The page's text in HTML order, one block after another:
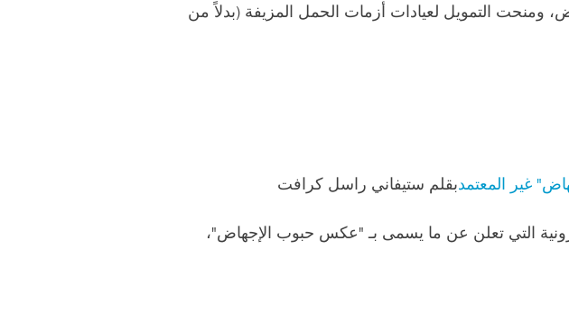
التمويل لعيادات أزمات الحمل المزيفة (بدلاً من
غير المعتمدبقلم ستيفاني راسل كرافت
التي تعلن عن ما يسمى بـ "عكس حبوب الإجهاض"،